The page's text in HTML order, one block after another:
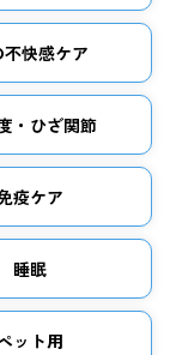
不快感ケア
・ひざ関節
疫ケア
睡眠
ット用